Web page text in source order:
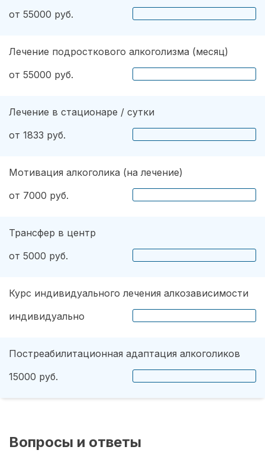
от 55000 руб.
Лечение подросткового алкоголизма (месяц)
от 55000 руб.
Лечение в стационаре / сутки
от 1833 руб.
Мотивация алкоголика (на лечение)
от 7000 руб.
Трансфер в центр
от 5000 руб.
Курс индивидуального лечения алкозависимости
индивидуально
Постреабилитационная адаптация алкоголиков
15000 руб.
Вопросы и ответы